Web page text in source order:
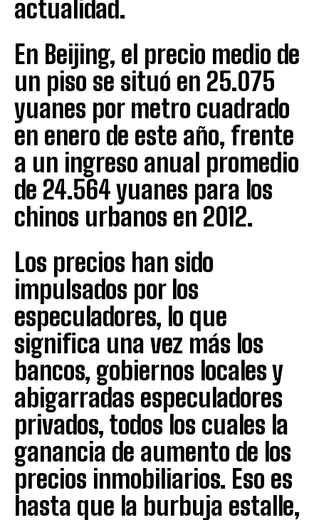
actualidad.
En Beijing, el precio medio de
un piso se situó en 25.075
yuanes por metro cuadrado
en enero de este año, frente
a un ingreso anual promedio
de 24.564 yuanes para los
chinos urbanos en 2012.
Los precios han sido
impulsados por los
especuladores, lo que
significa una vez más los
bancos, gobiernos locales y
abigarradas especuladores
privados, todos los cuales la
ganancia de aumento de los
precios inmobiliarios. Eso es
hasta que la burbuja estalle,